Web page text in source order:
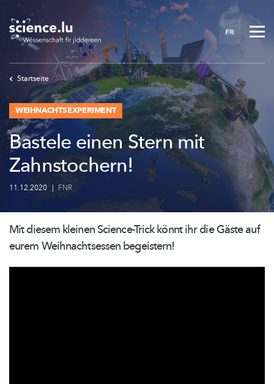
to
main
content
FR
Startseite
WEIHNACHTSEXPERIMENT
Bastele einen Stern mit
Zahnstochern!
11.12.2020 | FNR
Mit diesem kleinen Science-Trick könnt ihr die Gäste auf
eurem Weihnachtsessen begeistern!